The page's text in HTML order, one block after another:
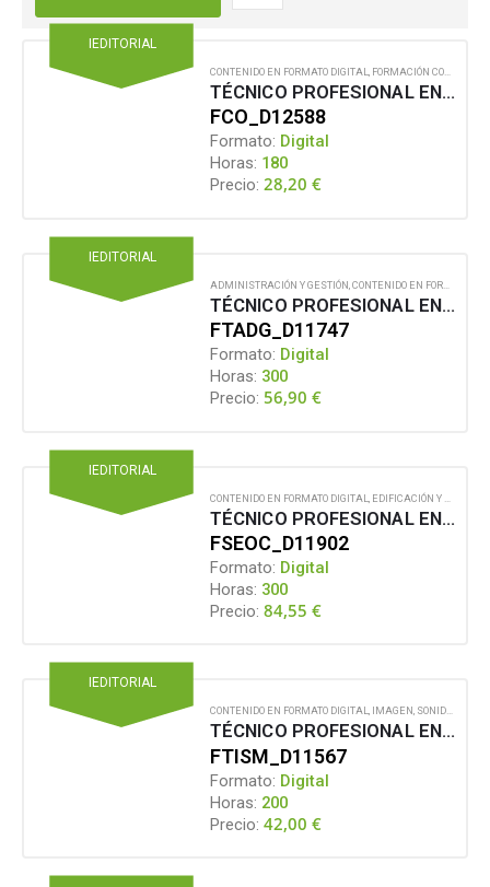
IEDITORIAL
CONTENIDO EN FORMATO DIGITAL FORMACIÓN COMPLEMENTARIA
TÉCNICO PROFESIONAL EN DINÁMICAS DE GRUPO
FCO_D12588
Formato: Digital
Horas: 180
Precio: 28,20€
IEDITORIAL
ADMINISTRACIÓN Y GESTIÓN CONTENIDO EN FORMATO DIGITAL
TÉCNICO PROFESIONAL EN DIRECCIÓN Y GESTIÓN DE ASOCIACIONES, ONG´S Y OTRAS ENTIDADES SIN ÁNIMO DE LUCRO
FTADG_D11747
Formato: Digital
Horas: 300
Precio: 56,90€
IEDITORIAL
CONTENIDO EN FORMATO DIGITAL EDIFICACIÓN Y OBRA CIVIL
TÉCNICO PROFESIONAL EN DIRECCIÓN Y GESTIÓN INMOBILIARIA
FSEOC_D11902
Formato: Digital
Horas: 300
Precio: 84,55€
IEDITORIAL
CONTENIDO EN FORMATO DIGITAL, IMAGEN, SONIDO Y MULTIMEDIA
TÉCNICO PROFESIONAL EN DISEÑO CON ADOBE AFTER EFFECTS CC 2022
FTISM_D11567
Formato: Digital
Horas: 200
Precio: 42,00€